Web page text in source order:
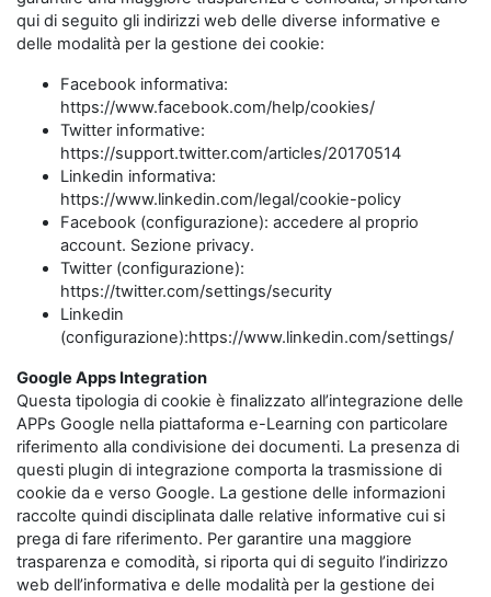
qui di seguito gli indirizzi web delle diverse informative e
delle modalità per la gestione dei cookie:
Facebook informativa:
https://www.facebook.com/help/cookies/
Twitter informative:
https://support.twitter.com/articles/20170514
Linkedin informativa:
https://www.linkedin.com/legal/cookie-policy
Facebook (configurazione): accedere al proprio
account. Sezione privacy.
Twitter (configurazione):
https://twitter.com/settings/security
Linkedin
(configurazione):https://www.linkedin.com/settings/
Google Apps Integration
Questa tipologia di cookie è finalizzato all’integrazione delle
APPs Google nella piattaforma e-Learning con particolare
riferimento alla condivisione dei documenti. La presenza di
questi plugin di integrazione comporta la trasmissione di
cookie da e verso Google. La gestione delle informazioni
raccolte quindi disciplinata dalle relative informative cui si
prega di fare riferimento. Per garantire una maggiore
trasparenza e comodità, si riporta qui di seguito l’indirizzo
web dell’informativa e delle modalità per la gestione dei